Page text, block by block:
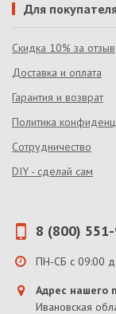
Для покупателя
Скидка 10% за отзыв
Доставка и оплата
Гарантия и возврат
Политика
Сотрудничество
DIY - сделай сам
8 (800)
ПН-СБ с 09:00
Адрес нашего
Ивановская